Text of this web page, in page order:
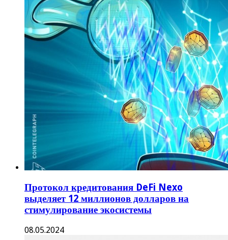
Протокол кредитования DeFi Nexo
выделяет 12 миллионов долларов на
стимулирование экосистемы
08.05.2024